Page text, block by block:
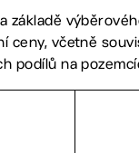
základě
ceny, včetně
podílů na